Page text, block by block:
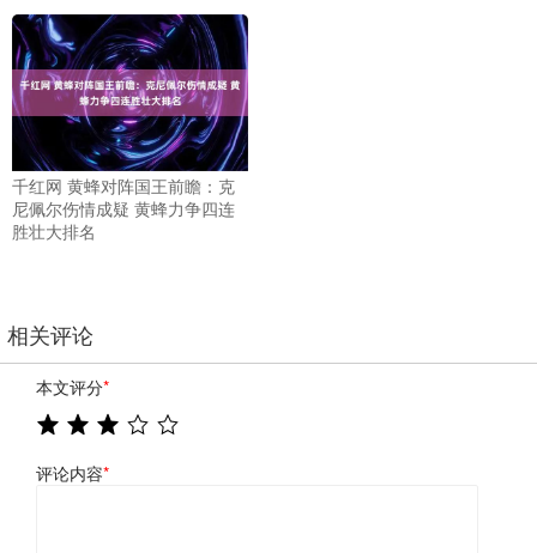
千红网 黄蜂对阵国王前瞻：克
尼佩尔伤情成疑 黄蜂力争四连
胜壮大排名
相关评论
本文评分*
评论内容*